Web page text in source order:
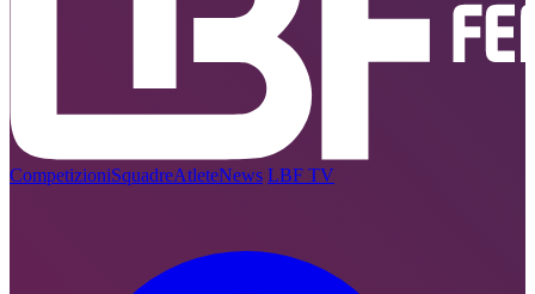
CompetizioniSquadreAtleteNews LBF TV